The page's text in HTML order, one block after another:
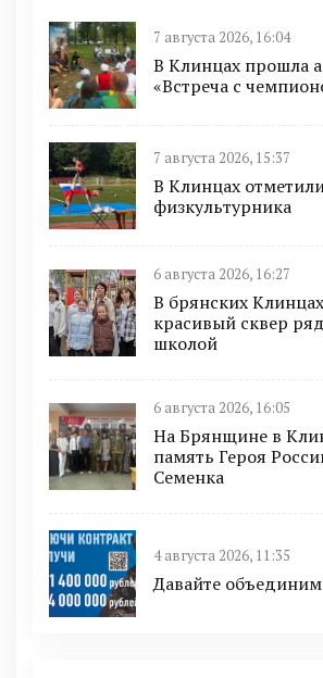
7 августа 2026, 16:04
В Клинцах прошла
«Встреча с
7 августа 2026, 15:37
В Клинцах
физкультурника
6 августа 2026, 16:27
В брянских
красивый сквер
школой
6 августа 2026, 16:05
На Брянщине в
память Героя
Семенка
4 августа 2026, 11:35
Давайте